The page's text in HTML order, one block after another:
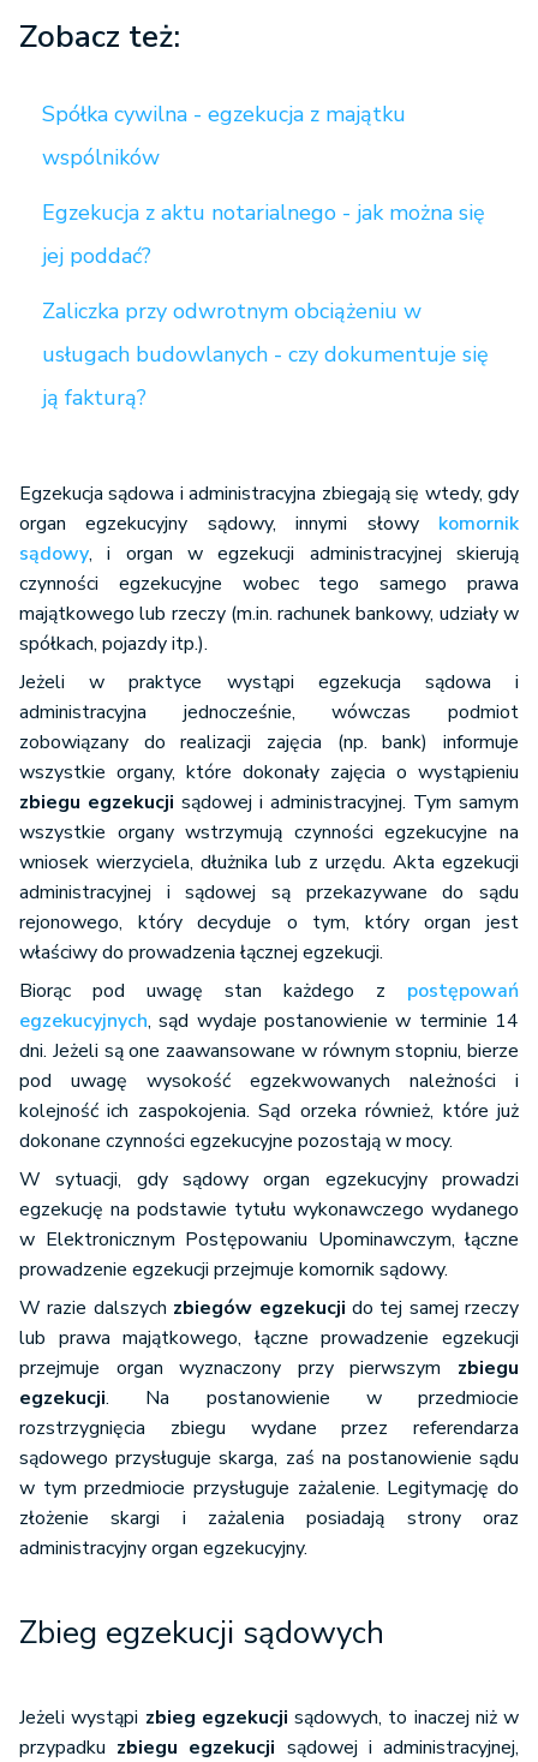
Zobacz też:
Spółka cywilna - egzekucja z majątku
wspólników
Egzekucja z aktu notarialnego - jak można się
jej poddać?
Zaliczka przy odwrotnym obciążeniu w
usługach budowlanych - czy dokumentuje się
ją fakturą?
Egzekucja sądowa i administracyjna zbiegają się wtedy, gdy
organ egzekucyjny sądowy, innymi słowy komornik
sądowy, i organ w egzekucji administracyjnej skierują
czynności egzekucyjne wobec tego samego prawa
majątkowego lub rzeczy (m.in. rachunek bankowy, udziały w
spółkach, pojazdy itp.).
Jeżeli w praktyce wystąpi egzekucja sądowa i
administracyjna jednocześnie, wówczas podmiot
zobowiązany do realizacji zajęcia (np. bank) informuje
wszystkie organy, które dokonały zajęcia o wystąpieniu
zbiegu egzekucji sądowej i administracyjnej. Tym samym
wszystkie organy wstrzymują czynności egzekucyjne na
wniosek wierzyciela, dłużnika lub z urzędu. Akta egzekucji
administracyjnej i sądowej są przekazywane do sądu
rejonowego, który decyduje o tym, który organ jest
właściwy do prowadzenia łącznej egzekucji.
Biorąc pod uwagę stan każdego z postępowań
egzekucyjnych, sąd wydaje postanowienie w terminie 14
dni. Jeżeli są one zaawansowane w równym stopniu, bierze
pod uwagę wysokość egzekwowanych należności i
kolejność ich zaspokojenia. Sąd orzeka również, które już
dokonane czynności egzekucyjne pozostają w mocy.
W sytuacji, gdy sądowy organ egzekucyjny prowadzi
egzekucję na podstawie tytułu wykonawczego wydanego
w Elektronicznym Postępowaniu Upominawczym, łączne
prowadzenie egzekucji przejmuje komornik sądowy.
W razie dalszych zbiegów egzekucji do tej samej rzeczy
lub prawa majątkowego, łączne prowadzenie egzekucji
przejmuje organ wyznaczony przy pierwszym zbiegu
egzekucji. Na postanowienie w przedmiocie
rozstrzygnięcia zbiegu wydane przez referendarza
sądowego przysługuje skarga, zaś na postanowienie sądu
w tym przedmiocie przysługuje zażalenie. Legitymację do
złożenie skargi i zażalenia posiadają strony oraz
administracyjny organ egzekucyjny.
Zbieg egzekucji sądowych
Jeżeli wystąpi zbieg egzekucji sądowych, to inaczej niż w
przypadku zbiegu egzekucji sądowej i administracyjnej,